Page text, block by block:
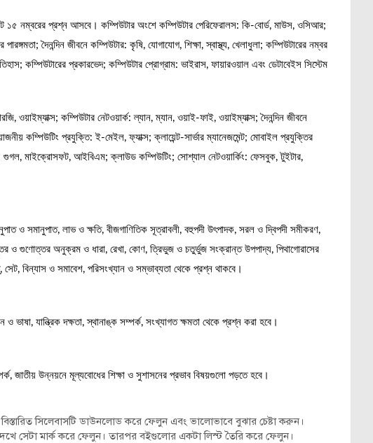
নম্বরের প্রশ্ন আসবে। কম্পিউটার অংশে কম্পিউটার পেরিফেরালস: কি-বোর্ড, মাউস, ওসিআর;
দৈনন্দিন জীবনে কম্পিউটার: কৃষি, যোগাযোগ, শিক্ষা, স্বাস্থ্য, খেলাধুলা; কম্পিউটারের নম্বর
কম্পিউটারের প্রকারভেদ; কম্পিউটার প্রোগ্রাম: ভাইরাস, ফায়ারওয়াল এবং ডেটাবেইস সিস্টেম
ওয়াইম্যাক্স; কম্পিউটার নেটওয়ার্ক: ল্যান, ম্যান, ওয়াই-ফাই, ওয়াইম্যাক্স; দৈনন্দিন জীবনে
কম্পিউটিং প্রযুক্তি: ই-মেইল, ফ্যাক্স; ক্লায়েন্ট-সার্ভার ম্যানেজমেন্ট; মোবাইল প্রযুক্তির
গুগল, মাইক্রোসফট, আইবিএম; ক্লাউড কম্পিউটিং; সোশ্যাল নেটওয়ার্কিং: ফেসবুক, টুইটার,
ও সমানুপাত, লাভ ও ক্ষতি, বীজগাণিতিক সূত্রাবলী, বহুপদী উৎপাদক, সরল ও দ্বিপদী সমীকরণ,
ও গুণোত্তর অনুক্রম ও ধারা, রেখা, কোণ, ত্রিভুজ ও চতুর্ভুজ সংক্রান্ত উপপাদ্য, পিথাগোরাসের
বিন্যাস ও সমাবেশ, পরিসংখ্যান ও সম্ভাব্যতা থেকে প্রশ্ন থাকবে।
ভাষা, যান্ত্রিক দক্ষতা, স্থানাঙ্ক সম্পর্ক, সংখ্যাগত ক্ষমতা থেকে প্রশ্ন করা হবে।
জাতীয় উন্নয়নে মূল্যবোধের শিক্ষা ও সুশাসনের প্রভাব বিষয়গুলো পড়তে হবে।
বিস্তারিত সিলেবাসটি ডাউনলোড করে ফেলুন এবং ভালোভাবে বুঝার চেষ্টা করুন।
সেটা মার্ক করে ফেলুন। তারপর বইগুলোর একটা লিস্ট তৈরি করে ফেলুন।